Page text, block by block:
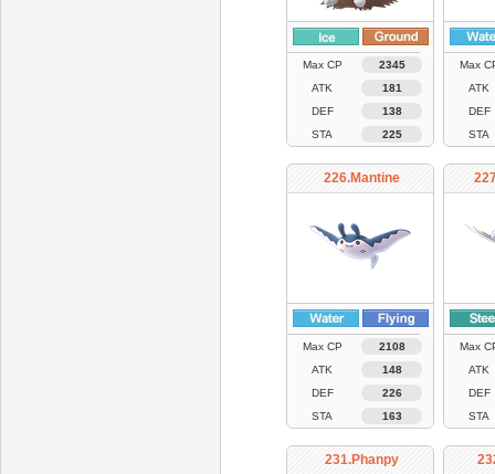
Max CP
2345
ATK
181
DEF
138
STA
225
Max
ATK
DEF
STA
226.Mantine
Max CP
2108
ATK
148
DEF
226
STA
163
Max
ATK
DEF
STA
231.Phanpy